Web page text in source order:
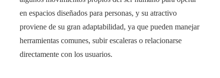
en espacios diseñados para personas, y su atractivo
proviene de su gran adaptabilidad, ya que pueden manejar
herramientas comunes, subir escaleras o relacionarse
directamente con los usuarios.